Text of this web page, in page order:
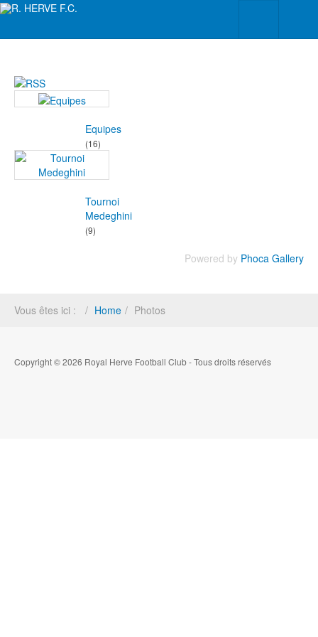
Equipes
(16)
Tournoi
Medeghini
(9)
Powered by Phoca Gallery
Vous êtes ici : Home Photos
Copyright © 2026 Royal Herve Football Club - Tous droits réservés